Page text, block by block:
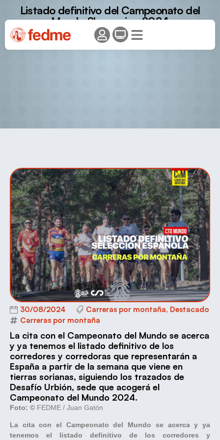
Listado definitivo del Campeonato del
Mundo Skyrunning 2024
30/08/2024 Carreras por montaña, Destacado
Carreras por montaña
La cita con el Campeonato del Mundo se acerca
y ya tenemos el listado definitivo de los
corredores y corredoras que representarán a
España a partir de la semana que viene en
tierras sorianas, siguiendo los trazados de
Desafío Urbión, sede que acogerá el
Campeonato del Mundo 2024.
Foto: © FEDME / Juan Gatón
La cita con el Campeonato del Mundo se acerca y ya
tenemos el listado definitivo de los corredores y